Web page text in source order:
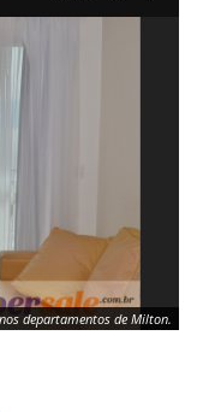
departamentos de Milton.